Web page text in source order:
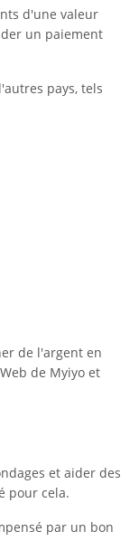
d'une valeur
un paiement
pays, tels
de l'argent en
de Myiyo et
et aider des
pour cela.
par un bon